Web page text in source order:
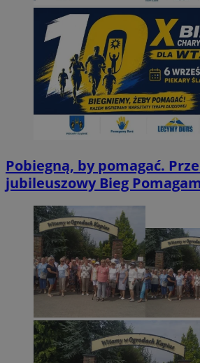
Pobiegną, by pomagać.
jubileuszowy Bieg